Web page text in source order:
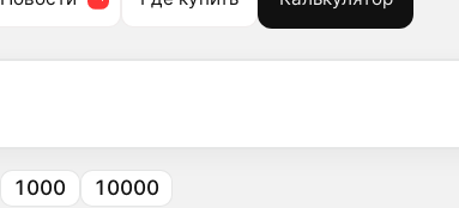
1000 10000